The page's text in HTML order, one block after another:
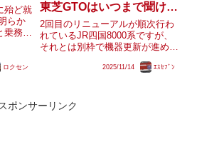
殆ど就
らか
乗務員
た205
ロクセン
東芝GTOはいつまで聞ける
のか？
2回目のリニューアルが順次行わ
れているJR四国8000系ですが、
それとは別枠で機器更新が進めら
L1編成・L4編成・S3編成が2次リ
成・S4編成・S5編...
2025/11/14 ｴｽｾﾌﾞﾝ
ポンサーリンク